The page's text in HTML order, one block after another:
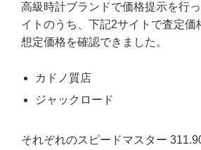
高級時計ブランドで価格提示を行
イトのうち、下記2サイトで査定価
想定価格を確認できました。
カドノ質店
ジャックロード
それぞれのスピードマスター